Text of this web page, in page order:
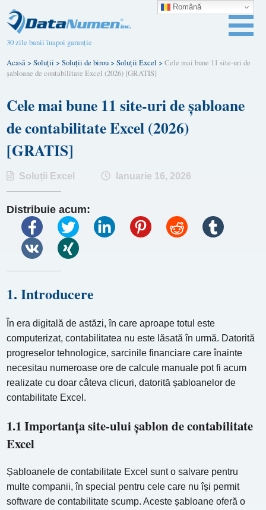
30 zile banii înapoi garanție
Acasă>Soluții >Soluții de birou>Soluții Excel >Cele mai bune 11 site-uri de
șabloane de contabilitate Excel (2026) [GRATIS]
Cele mai bune 11 site-uri de șabloane
de contabilitate Excel (2026)
[GRATIS]
Soluții Excel Ianuarie 16, 2026
Distribuie acum:
1. Introducere
În era digitală de astăzi, în care aproape totul este
computerizat, contabilitatea nu este lăsată în urmă. Datorită
progreselor tehnologice, sarcinile financiare care înainte
necesitau numeroase ore de calcule manuale pot fi acum
realizate cu doar câteva clicuri, datorită șabloanelor de
contabilitate Excel.
1.1 Importanța site-ului șablon de contabilitate
Excel
Șabloanele de contabilitate Excel sunt o salvare pentru
multe companii, în special pentru cele care nu își permit
software de contabilitate scump. Aceste șabloane oferă o
Română